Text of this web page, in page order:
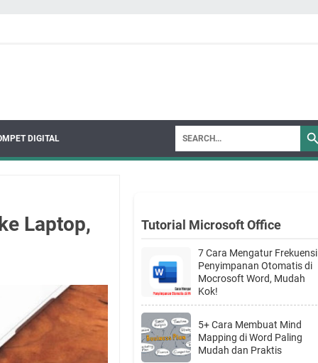
DIGITAL
Laptop,
Tutorial Microsoft Office
7 Cara Mengatur Frekuensi
Penyimpanan Otomatis di
Mocrosoft Word, Mudah
Kok!
5+ Cara Membuat Mind
Mapping di Word Paling
Mudah dan Praktis